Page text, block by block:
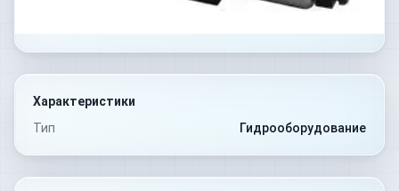
Характеристики
Тип
Гидрооборудование